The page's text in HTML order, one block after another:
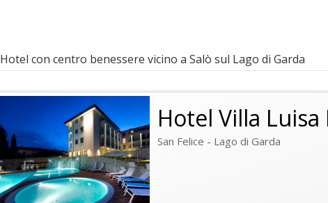
Hotel con centro benessere vicino a Salò sul Lago di Garda
Hotel Villa Luisa
San Felice - Lago di Garda